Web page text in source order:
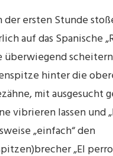
der ersten Stunde
auf das Spanische
überwiegend
hinter die
mit ausgesucht
vibrieren lassen und
„einfach“ den
„El